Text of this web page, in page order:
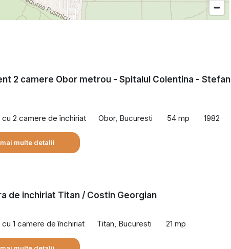
2 camere Obor metrou - Spitalul Colentina - Stefan
2 camere de închiriat Obor, Bucuresti 54 mp 1982
multe detalii
de inchiriat Titan / Costin Georgian
1 camere de închiriat Titan, Bucuresti 21 mp